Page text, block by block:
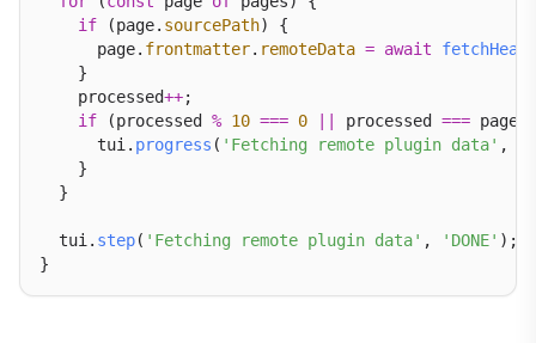
if (page. sourcePath) {
      page.
frontmatter. remoteData = await
    }
    processed
++;
if (processed % 10 === 0 processed === pages.
      tui.
progress ( 'Fetching remote plugin data' ,
    }
  }
  tui.
step( 'Fetching remote plugin data' , 'DONE' );